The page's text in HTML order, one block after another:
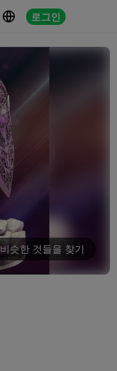
 로그인
 
비슷한 것들을 찾기